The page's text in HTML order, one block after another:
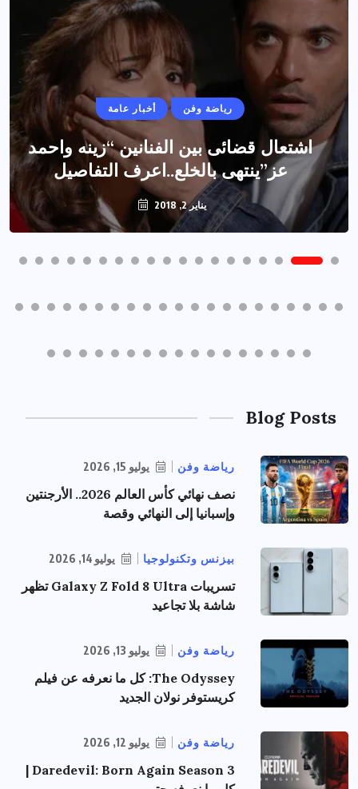
أخبار عامة رياضة وفن
اشتعال قضائى بين الفنانين “زينه واحمد
عز”ينتهى بالخلع..اعرف التفاصيل
يناير 2, 2018
Blog Posts
رياضة وفن يوليو 15, 2026
نصف نهائي كأس العالم 2026.. الأرجنتين
وإسبانيا إلى النهائي وقصة
بيزنس وتكنولوجيا يوليو 14, 2026
تسريبات Galaxy Z Fold 8 Ultra تظهر
شاشة بلا تجاعيد
رياضة وفن يوليو 13, 2026
The Odyssey: كل ما نعرفه عن فيلم
كريستوفر نولان الجديد
رياضة وفن يوليو 12, 2026
Daredevil: Born Again Season 3 |